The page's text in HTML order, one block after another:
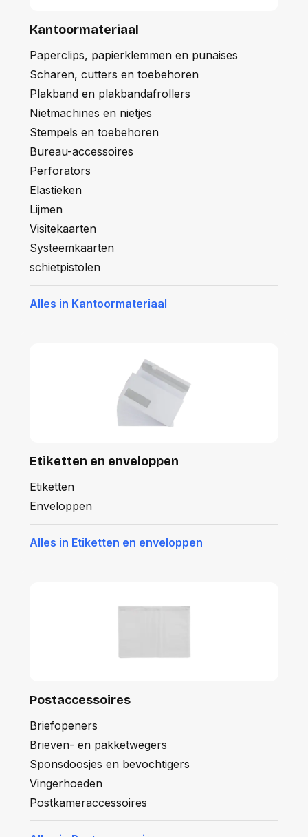
Kantoormateriaal
Paperclips, papierklemmen en punaises
Scharen, cutters en toebehoren
Plakband en plakbandafrollers
Nietmachines en nietjes
Stempels en toebehoren
Bureau-accessoires
Perforators
Elastieken
Lijmen
Visitekaarten
Systeemkaarten
schietpistolen
Alles in Kantoormateriaal
Etiketten en enveloppen
Etiketten
Enveloppen
Alles in Etiketten en enveloppen
Postaccessoires
Briefopeners
Brieven- en pakketwegers
Sponsdoosjes en bevochtigers
Vingerhoeden
Postkameraccessoires